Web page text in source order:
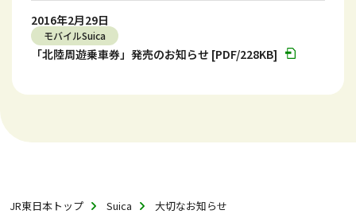
2016年2月29日
モバイルSuica
「北陸周遊乗車券」発売のお知らせ [PDF/228KB]
JR東日本トップ Suica 大切なお知らせ